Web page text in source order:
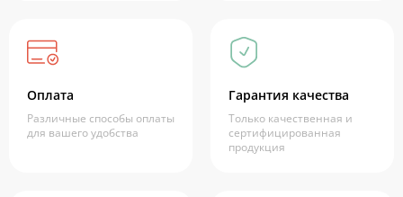
Оплата
Различные способы оплаты
для вашего удобства
Гарантия качества
Только качественная и
сертифицированная
продукция